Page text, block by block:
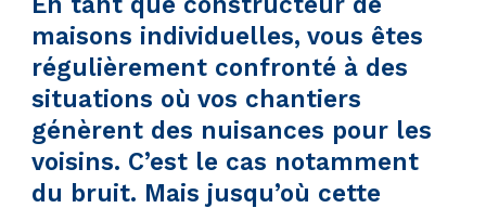
maisons individuelles, vous êtes
régulièrement confronté à des
situations où vos chantiers
génèrent des nuisances pour les
voisins. C’est le cas notamment
du bruit. Mais jusqu’où cette